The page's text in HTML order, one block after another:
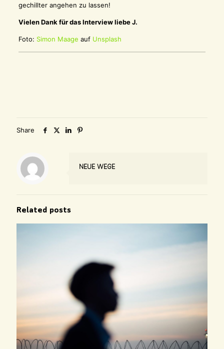
gechillter angehen zu lassen!
Vielen Dank für das Interview liebe J.
Foto: Simon Maage auf Unsplash
Share
NEUE WEGE
Related posts